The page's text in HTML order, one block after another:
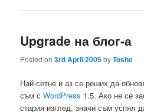
Upgrade на блог-а
Posted on3rd April 2005byToshe
Най-сетне и аз се реших да
съм сWordPress 1.5. Ако не се
стария изглед, значи съм успял